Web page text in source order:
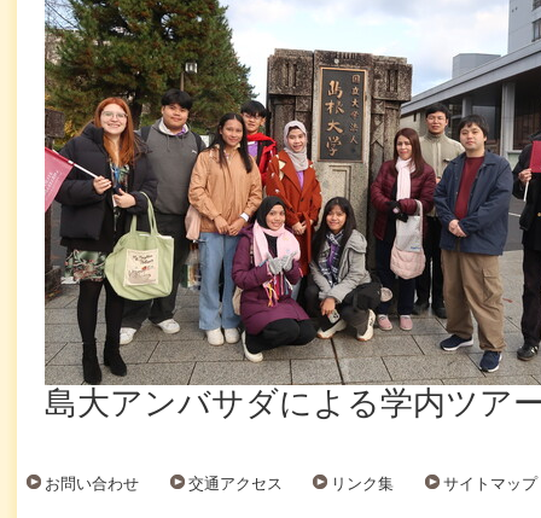
島大アンバサダによる学内ツア
お問い合わせ 交通アクセス リンク集 サイトマップ